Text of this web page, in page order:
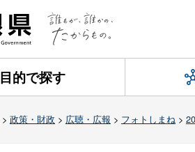
目的で探す
> 政策・財政 > 広聴・広報 > フォトしまね >